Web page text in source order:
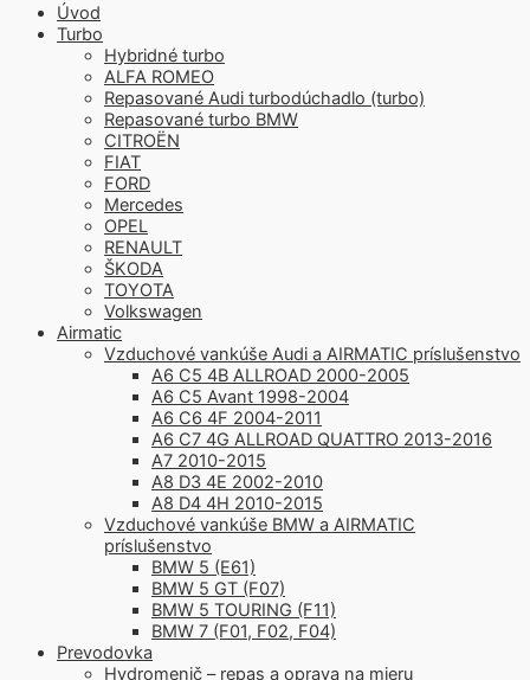
Úvod
Turbo
Hybridné turbo
ALFA ROMEO
Repasované Audi turbodúchadlo (turbo)
Repasované turbo BMW
CITROËN
FIAT
FORD
Mercedes
OPEL
RENAULT
ŠKODA
TOYOTA
Volkswagen
Airmatic
Vzduchové vankúše Audi a AIRMATIC príslušenstvo
A6 C5 4B ALLROAD 2000-2005
A6 C5 Avant 1998-2004
A6 C6 4F 2004-2011
A6 C7 4G ALLROAD QUATTRO 2013-2016
A7 2010-2015
A8 D3 4E 2002-2010
A8 D4 4H 2010-2015
Vzduchové vankúše BMW a AIRMATIC
príslušenstvo
BMW 5 (E61)
BMW 5 GT (F07)
BMW 5 TOURING (F11)
BMW 7 (F01, F02, F04)
Prevodovka
Hydromenič – repas a oprava na mieru